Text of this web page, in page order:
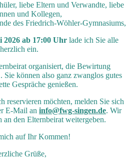
liebe Eltern und Verwandte, liebe
und Kollegen,
des Friedrich-Wöhler-Gymnasiums,
2026 ab 17:00 Uhr lade ich Sie alle
herzlich ein.
organisiert, die Bewirtung
können also ganz zwanglos gutes
Gespräche genießen.
reservieren möchten, melden Sie sich
E-Mail an info@fwg-singen.de. Wir
an den Elternbeirat weitergeben.
auf Ihr Kommen!
Grüße,